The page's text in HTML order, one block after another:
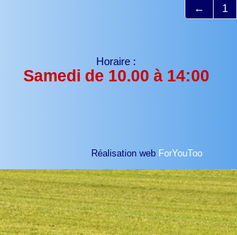
← 1
Horaire :
Samedi de 10.00 à 14:00
Réalisation web ForYouToo